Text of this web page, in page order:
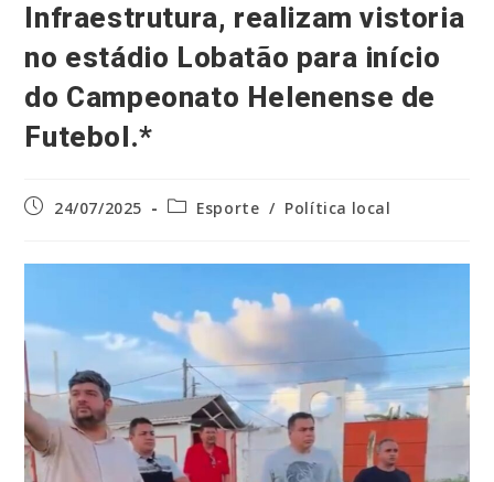
Infraestrutura, realizam vistoria
no estádio Lobatão para início
do Campeonato Helenense de
Futebol.*
Post24/07/2025
Categoria
Esporte / Política local